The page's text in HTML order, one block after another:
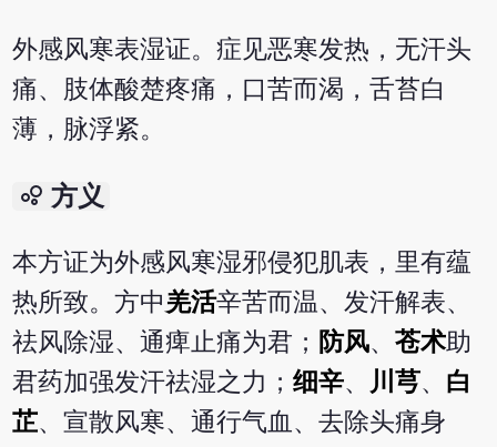
外感风寒表湿证。症见恶寒发热，无汗头
痛、肢体酸楚疼痛，口苦而渴，舌苔白
薄，脉浮紧。
bubble_chart 方义
本方证为外感风寒湿邪侵犯肌表，里有蕴
热所致。方中 羌活辛苦而温、发汗解表、
祛风除湿、通痺止痛为君； 防风、苍术助
君药加强发汗祛湿之力；细辛、 川芎、 白
芷、宣散风寒、通行气血、去除头痛身